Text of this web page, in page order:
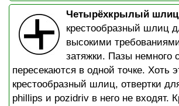
Четырёхкрылый шлиц
крестообразный шлиц
высокими
затяжки. Пазы
пересекаются в одной точке. Хоть
крестообразный шлиц, отвертки
phillips и pozidriv в него не входят.